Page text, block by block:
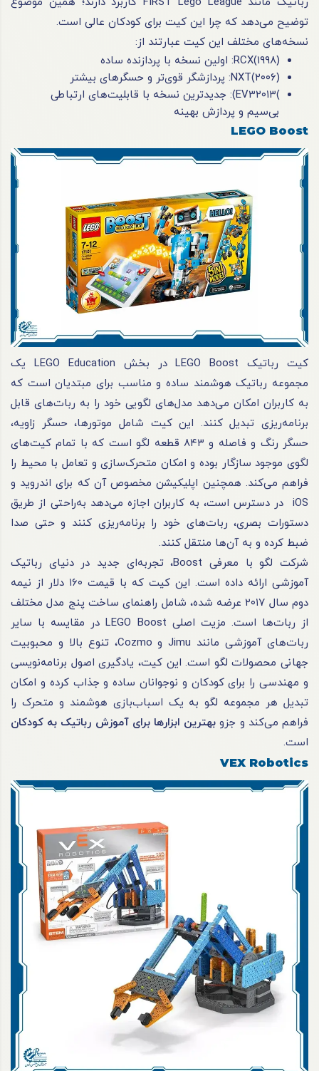
توضیح می‌دهد که چرا این کیت برای کودکان عالی است.
نسخه‌های مختلف این کیت عبارتند از:
RCX(۱۹۹۸): اولین نسخه با پردازنده ساده
NXT(۲۰۰۶): پردازشگر قوی‌تر و حسگرهای بیشتر
)EV3۲۰۱۳): جدیدترین نسخه با قابلیت‌های ارتباطی
بی‌سیم و پردازش بهینه
LEGO Boost
کیت رباتیک LEGO Boost در بخش LEGO Education یک
مجموعه رباتیک هوشمند ساده و مناسب برای مبتدیان است که
به کاربران امکان می‌دهد مدل‌های لگویی خود را به ربات‌های قابل
برنامه‌ریزی تبدیل کنند. این کیت شامل موتورها، حسگر زاویه،
حسگر رنگ و فاصله و ۸۴۳ قطعه لگو است که با تمام کیت‌های
لگوی موجود سازگار بوده و امکان متحرک‌سازی و تعامل با محیط را
فراهم می‌کند. همچنین اپلیکیشن مخصوص آن که برای اندروید و
iOS در دسترس است، به کاربران اجازه می‌دهد به‌راحتی از طریق
دستورات بصری، ربات‌های خود را برنامه‌ریزی کنند و حتی صدا
ضبط کرده و به آن‌ها منتقل کنند.
شرکت لگو با معرفی Boost، تجربه‌ای جدید در دنیای رباتیک
آموزشی ارائه داده است. این کیت که با قیمت ۱۶۰ دلار از نیمه
دوم سال ۲۰۱۷ عرضه شده، شامل راهنمای ساخت پنج مدل مختلف
از ربات‌ها است. مزیت اصلی LEGO Boost در مقایسه با سایر
ربات‌های آموزشی مانند Jimu و Cozmo، تنوع بالا و محبوبیت
جهانی محصولات لگو است. این کیت، یادگیری اصول برنامه‌نویسی
و مهندسی را برای کودکان و نوجوانان ساده و جذاب کرده و امکان
تبدیل هر مجموعه لگو به یک اسباب‌بازی هوشمند و متحرک را
فراهم می‌کند و جزو بهترین ابزارها برای آموزش رباتیک به کودکان
است.
VEX Robotics